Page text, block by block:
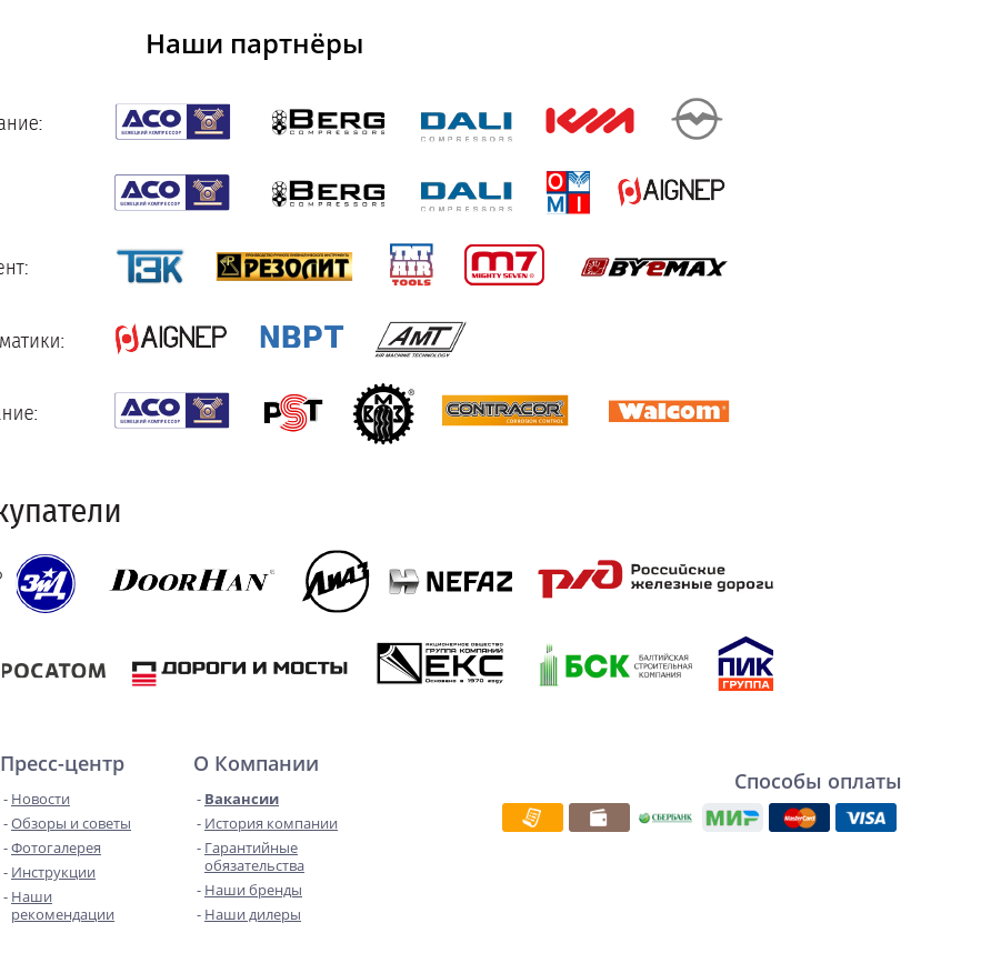
Наши партнёры
Пресс-центр
Новости
Обзоры и советы
Фотогалерея
Инструкции
Наши
рекомендации
О Компании
Вакансии
История компании
Гарантийные
обязательства
Наши бренды
Наши дилеры
Способы оплаты